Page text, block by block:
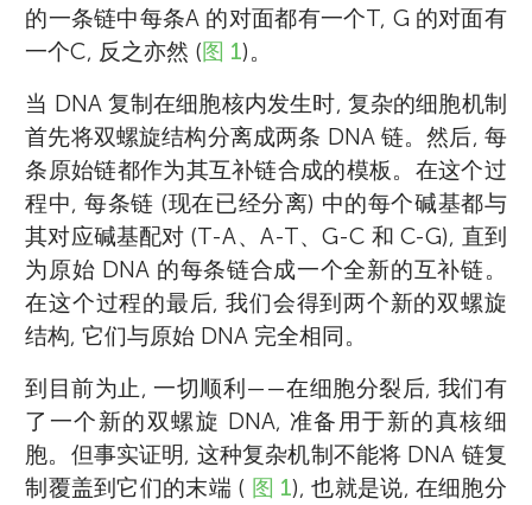
的一条链中每条A 的对面都有一个T, G 的对面有
一个C, 反之亦然 (图 1)。
当 DNA 复制在细胞核内发生时, 复杂的细胞机制
首先将双螺旋结构分离成两条 DNA 链。然后, 每
条原始链都作为其互补链合成的模板。在这个过
程中, 每条链 (现在已经分离) 中的每个碱基都与
其对应碱基配对 (T-A、A-T、G-C 和 C-G), 直到
为原始 DNA 的每条链合成一个全新的互补链。
在这个过程的最后, 我们会得到两个新的双螺旋
结构, 它们与原始 DNA 完全相同。
到目前为止, 一切顺利——在细胞分裂后, 我们有
了一个新的双螺旋 DNA, 准备用于新的真核细
胞。但事实证明, 这种复杂机制不能将 DNA 链复
制覆盖到它们的末端 ( 图 1), 也就是说, 在细胞分